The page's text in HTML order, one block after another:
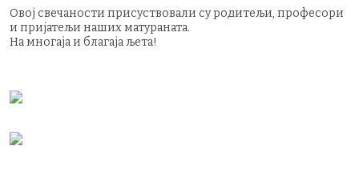
Овој свечаности присуствовали су родитељи, професори
и пријатељи наших матураната.
На многаја и благаја љета!